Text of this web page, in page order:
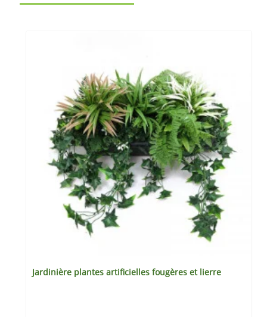
Jardinière plantes artificielles fougères et lierre